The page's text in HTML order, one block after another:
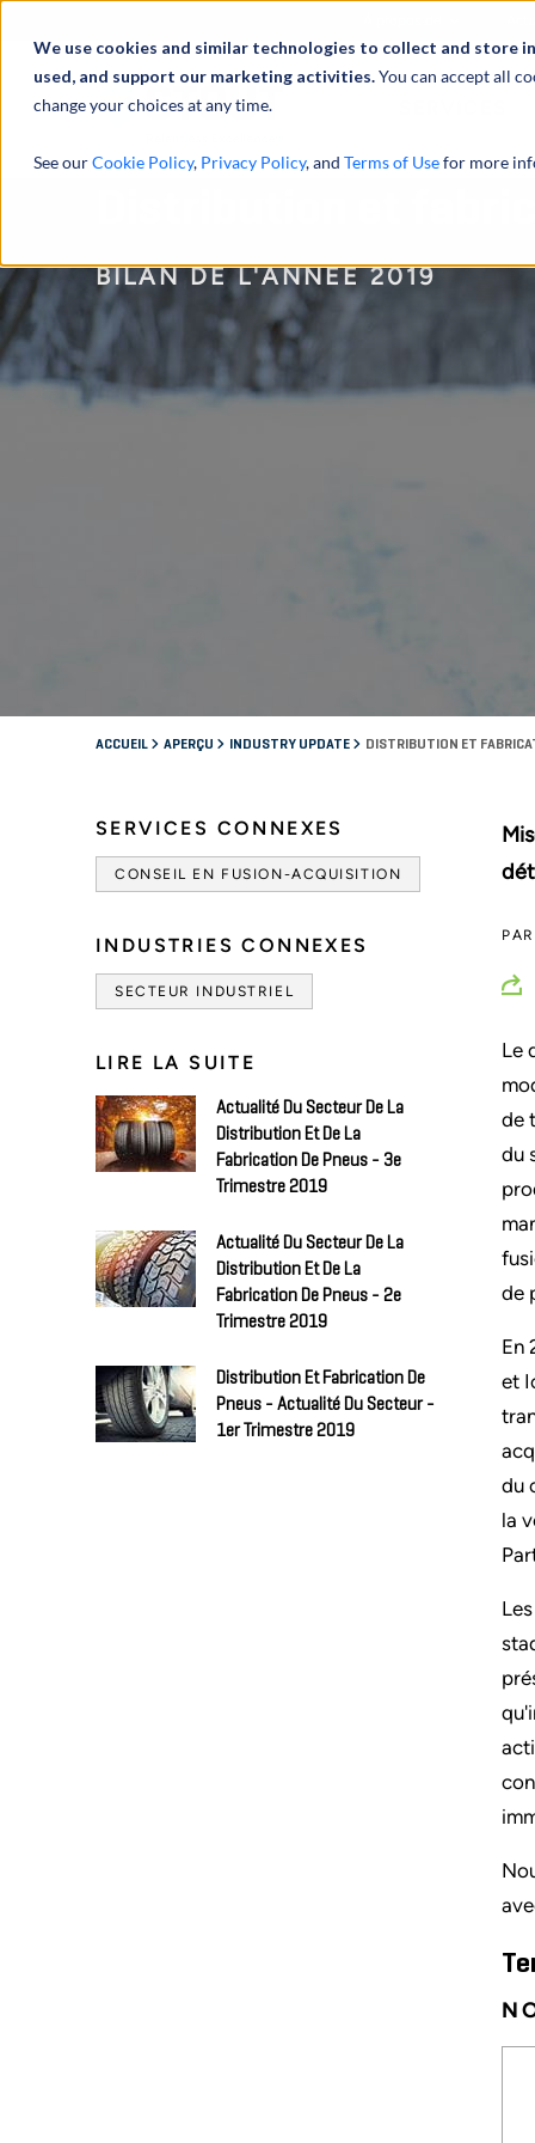
We use cookies and similar technologies to collect and
used, and support our marketing activities.You can accept all
change your choices at any time.
See ourCookie Policy, Privacy Policy, and Terms of Usefor more
BILAN DE L'ANNÉE 2019
ACCUEIL APERÇU INDUSTRY UPDATE DISTRIBUTION ET
SERVICES CONNEXES
CONSEIL EN FUSION-ACQUISITION
INDUSTRIES CONNEXES
SECTEUR INDUSTRIEL
LIRE LA SUITE
Actualité Du Secteur De La
Distribution Et De La
Fabrication De Pneus - 3e
Trimestre 2019
Actualité Du Secteur De La
Distribution Et De La
Fabrication De Pneus - 2e
Trimestre 2019
Distribution Et Fabrication De
Pneus - Actualité Du Secteur -
1er Trimestre 2019
Le
de
du
de
En
et
du
la